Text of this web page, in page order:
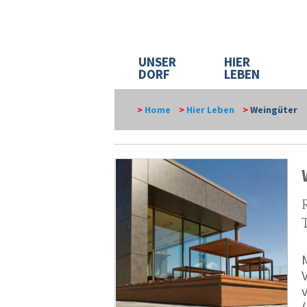
UNSER
DORF
HIER
LEBEN
> Home > Hier Leben >Weingüter